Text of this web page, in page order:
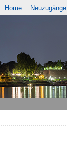
Home Neuzugänge